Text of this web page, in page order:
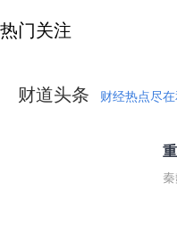
热门关注
财道头条 财经热点尽